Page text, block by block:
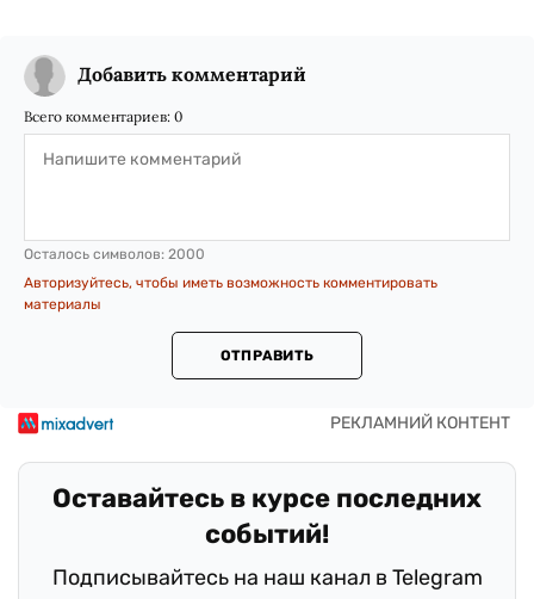
Добавить комментарий
Всего комментариев: 0
Осталось символов: 2000
Авторизуйтесь, чтобы иметь возможность комментировать
материалы
ОТПРАВИТЬ
Оставайтесь в курсе последних
событий!
Подписывайтесь на наш канал в Telegram